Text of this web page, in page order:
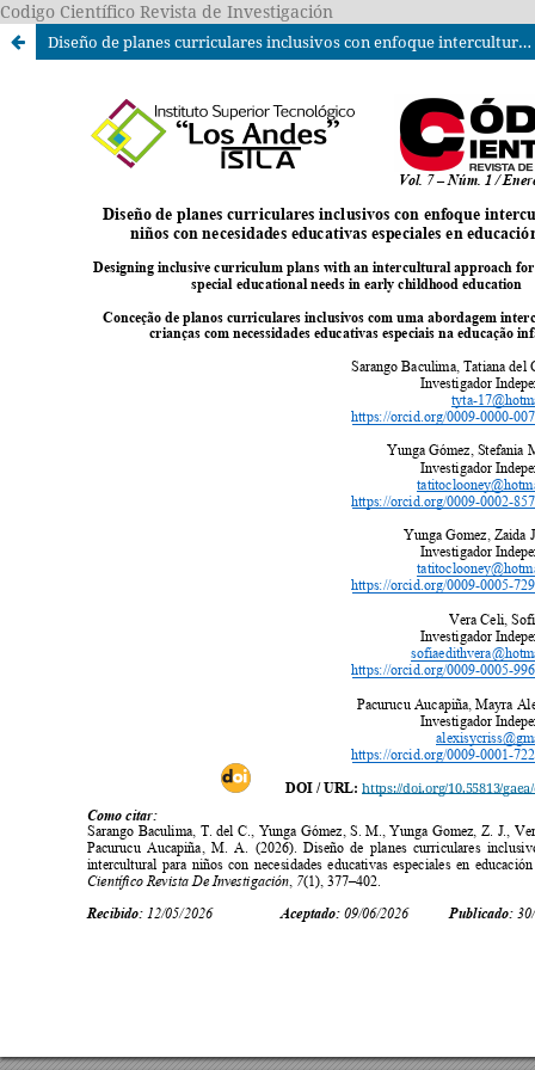
Codigo Científico Revista de Investigación
Diseño de planes curriculares inclusivos con enfoque intercultural para niños con necesidades educativas especiales en educación inicial